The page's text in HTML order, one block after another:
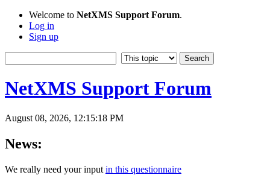
Welcome to NetXMS Support Forum.
Log in
Sign up
NetXMS Support Forum
August 08, 2026, 12:15:18 PM
News:
We really need your input in this questionnaire